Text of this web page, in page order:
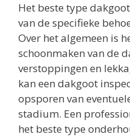
Het beste type
van de specifieke
Over het algemeen is
schoonmaken van de
verstoppingen en
kan een dakgoot
opsporen van
stadium. Een
het beste type